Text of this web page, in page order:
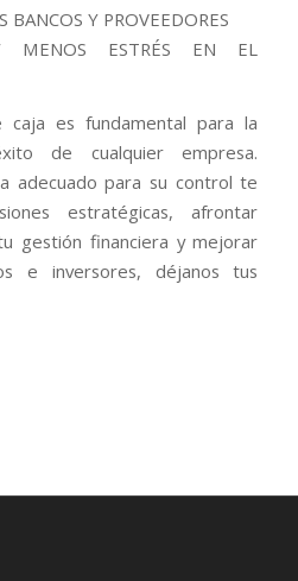
Y PROVEEDORES
MENOS ESTRÉS EN EL
es fundamental para la
de cualquier empresa.
adecuado para su control te
estratégicas, afrontar
gestión financiera y mejorar
e inversores, déjanos tus